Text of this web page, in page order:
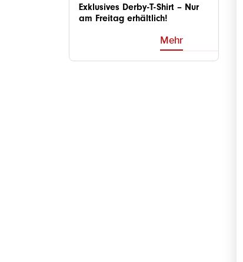
Exklusives Derby-T-Shirt – Nur
am Freitag erhältlich!
Mehr